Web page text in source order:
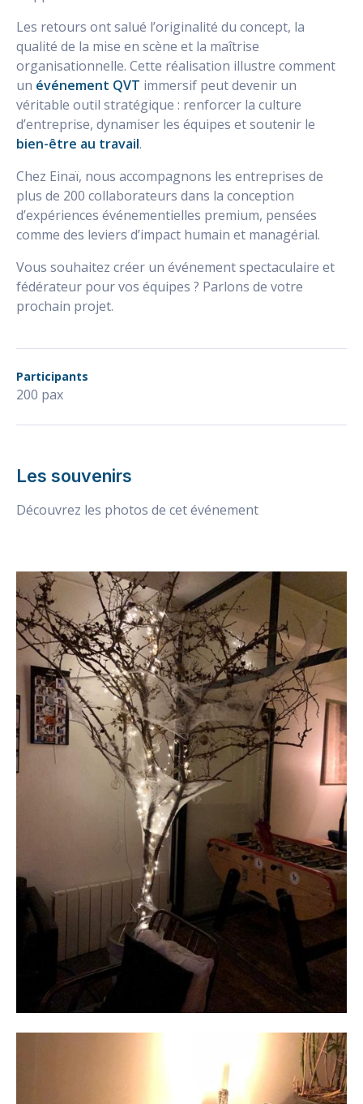
Les retours ont salué l’originalité du concept, la
qualité de la mise en scène et la maîtrise
organisationnelle. Cette réalisation illustre comment
un événement QVT immersif peut devenir un
véritable outil stratégique : renforcer la culture
d’entreprise, dynamiser les équipes et soutenir le
bien-être au travail.
Chez Einaï, nous accompagnons les entreprises de
plus de 200 collaborateurs dans la conception
d’expériences événementielles premium, pensées
comme des leviers d’impact humain et managérial.
Vous souhaitez créer un événement spectaculaire et
fédérateur pour vos équipes ? Parlons de votre
prochain projet.
Participants
200 pax
Les souvenirs
Découvrez les photos de cet événement